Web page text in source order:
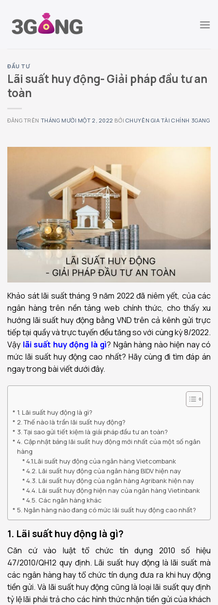
đến
ĐẦU TƯ
Lãi suất huy động- Giải pháp đầu tư an
toàn
ĐĂNG TRÊN THÁNG MƯỜI MỘT 2, 2022 BỞI CHUYÊN GIA TÀI CHÍNH 3GANG
Khảo sát lãi suất tháng 9 năm 2022 đã niêm yết, của các
ngân hàng trên nền tảng web chính thức, cho thấy xu
hướng lãi suất huy động bằng VND trên cả kênh gửi trực
tiếp tại quầy và trực tuyến đều tăng so với cùng kỳ 8/2022.
Vậy lãi suất huy động là gì? Ngân hàng nào hiện nay có
mức lãi suất huy động cao nhất? Hãy cùng đi tìm đáp án
ngay trong bài viết dưới đây.
1. Lãi suất huy động là gì?
2. Thế nào là trần lãi suất huy động?
3. Tại sao gửi tiết kiệm là giải pháp đầu tư an toàn?
4. Cập nhật bảng lãi suất huy động mới nhất của một số ngân
hàng
4.1.Lãi suất huy động của ngân hàng Vietcombank
4.2. Lãi suất huy động của ngân hàng BIDV hiện nay
4.3. Lãi suất huy động của ngân hàng Agribank hiện nay
4.4. Lãi suất huy động hiện nay của ngân hàng Vietinbank
4.5. Các ngân hàng khác
5. Ngân hàng nào đang có mức lãi suất huy động cao nhất?
1. Lãi suất huy động là gì?
Căn cứ vào luật tổ chức tín dụng 2010 số hiệu
47/2010/QH12 quy định. Lãi suất huy động là lãi suất mà
các ngân hàng hay tổ chức tín dụng đưa ra khi huy động
tiền gửi. Và lãi suất huy động cũng là loại lãi suất quy định
tỷ lệ lãi phải trả cho các hình thức nhận tiền gửi của khách